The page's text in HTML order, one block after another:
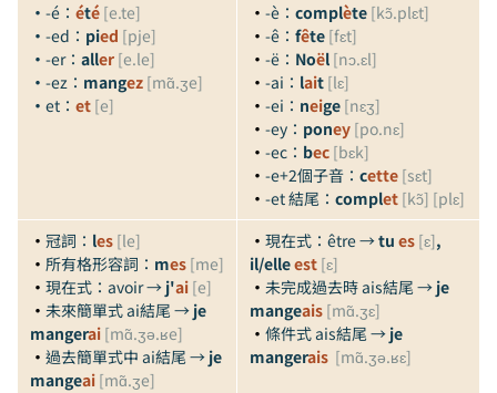
・ -é： été [e.te]
・ -ed： pied [pje]
・ -er： aller [e.le]
・ -ez： mangez [mɑ̃.ʒe]
・ et： et [e]
・ -è： complète [kɔ̃.plɛt]
・ -ê： fête [fɛt]
・ -ë： Noël [nɔ.ɛl]
・ -ai： lait [lɛ]
・ -ei： neige [nɛʒ]
・ -ey： poney [po.nɛ]
・ -ec： bec [bɛk]
・ -e+2個子音： cette [sɛt]
・ -et 結尾： complet [kɔ̃] [plɛ]
・ 冠詞： les [le]
・ 所有格形容詞： mes [me]
・ 現在式：avoir → j'ai [e]
・ 未來簡單式ai結尾 → je
mangerai [mɑ̃.ʒə.ʁe]
・ 過去簡單式中 ai結尾 → je
mangeai [mɑ̃.ʒe]
・ 現在式：être→tu es [ɛ],
il/elleest [ɛ]
・ 未完成過去時 ais結尾 → je
mangeais [mɑ̃.ʒɛ]
・ 條件式 ais結尾 → je
mangerais [mɑ̃.ʒə.ʁɛ]